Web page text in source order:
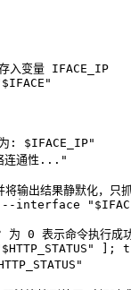
入变量 IFACE_IP
$IFACE "
: $IFACE_IP"
连通性..."
输出结果静默化，只
interface
"
0 表示命令执行成
$HTTP_STATUS " ];
"